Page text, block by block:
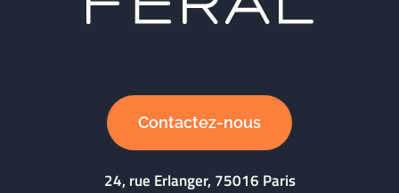
Contactez-nous
24, rue Erlanger, 75016 Paris